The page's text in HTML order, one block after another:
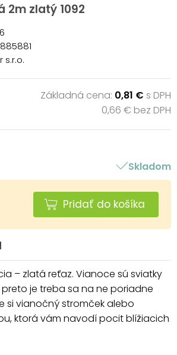
2m zlatý 1092
s.r.o.
Základná cena: 0,81 € s DPH
0,66 € bez DPH
Skladom
Pridať do košíka
– zlatá reťaz. Vianoce sú sviatky
je treba sa na ne poriadne
si vianočný stromček alebo
ktorá vám navodí pocit blížiacich